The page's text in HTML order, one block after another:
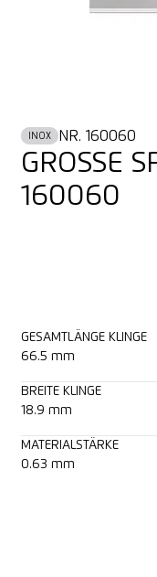
INOX NR. 160060
GROSSE
160060
GESAMTLÄNGE KLINGE
66.5 mm
BREITE KLINGE
18.9 mm
MATERIALSTÄRKE
0.63 mm